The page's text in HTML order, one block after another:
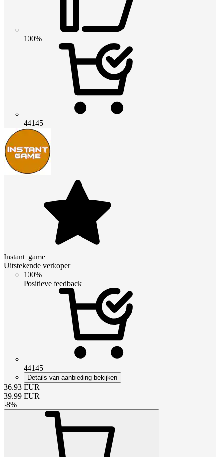
100%
44145
Instant_game
Uitstekende verkoper
100%
Positieve feedback
44145
Details van aanbieding bekijken
36.93 EUR
39.99 EUR
-8%